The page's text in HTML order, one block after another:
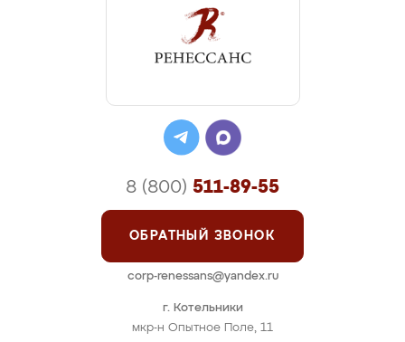
г. Котельники
мкр-н Опытное Поле, 11
8 (800) 511-89-55
ОБРАТНЫЙ ЗВОНОК
corp-renessans@yandex.ru